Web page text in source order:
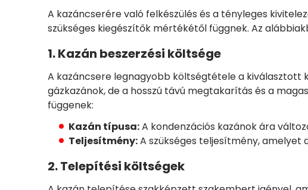
A kazáncserére való felkészülés és a tényleges
szükséges kiegészítők mértékétől függnek. Az
1. Kazán beszerzési költsége
A kazáncsere legnagyobb költségtétele a kiválasztott
gázkazánok, de a hosszú távú megtakarítás és a
függenek:
Kazán típusa:A kondenzációs kazánok ára
Teljesítmény:A szükséges teljesítmény, amelyet
2. Telepítési költségek